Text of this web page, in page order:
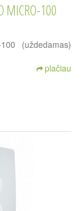
MICRO-100
(uždedamas)
plačiau